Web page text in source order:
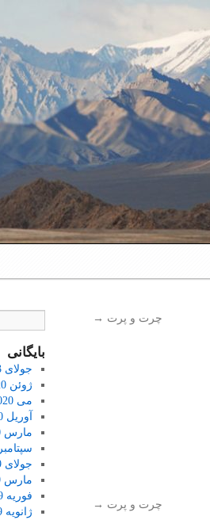
چرت و پرت →
چرت و پرت →
بایگانی
جولای 2023
ژوئن 2020
می 2020
آوریل 2020
مارس 2020
سپتامبر 2019
جولای 2019
مارس 2019
فوریه 2019
ژانویه 2019